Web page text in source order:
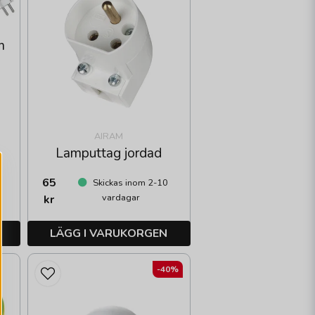
AIRAM
Lamputtag jordad
65
kr
Skickas inom 2-10
vardagar
LÄGG I VARUKORGEN
-40%